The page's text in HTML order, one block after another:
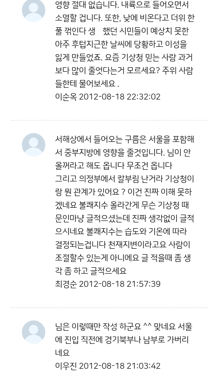
영향 절대 없습니다. 내륙으로 들어오면서
소멸할 겁니다. 또한, 낮에 비온다고 더위 한
풀 꺾인다 생갂했던 시민들이 예상치 못한
아주 후텁지근한 날씨에 당황하고 이성을
잃게 만들었죠. 요즘 기상청 믿는 사람 과거
보다 많이 줄엇다는거 모르세요? 주위 사람
들한테 물어보세요 .
이순옥 2012-08-18 22:32:02
서해상에서 들어오는 구름은 서울을 포함해
서 중부지방에 영향을 줄것입니다. 님이 안
올꺼라고 해도 옵니다 무조건 옵니다
그리고 의정부에서 칼부림 난거라 기상청이
랑 뭔 관계가 있어요 ? 이건 진짜 이해 못하
겠네요 불쾌지수 올라간게 무슨 기상청 때
문인마냥 글적으셨는데 진짜 생각없이 글적
으시네요 불쾌지수는 습도와 기온에 따라
결정되는겁니다 천재지변이라고요 사람이
조절할수 있는게 아니에요 글 적을때 좀 생
각 좀 하고 글적으세요
최경순 2012-08-18 21:57:39
님은 이렇때만 작성 하군요 ^^ 맞네요 서울
에 진입 직전에 경기북부나 남부로 가버리
네요
이우진 2012-08-18 21:03:42